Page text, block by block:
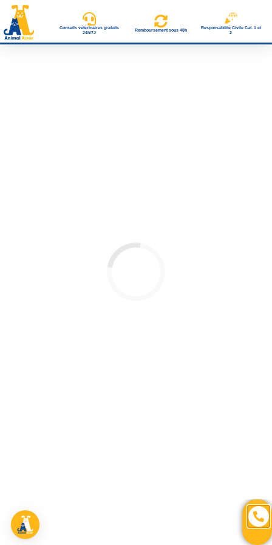
Conseils vétérinaires gratuits
24h/7J
Remboursement sous 48h
Responsabilité Civile Cat. 1 et
2